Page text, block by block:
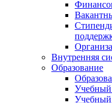
Внутренняя
Образование
Учебный
Учебный